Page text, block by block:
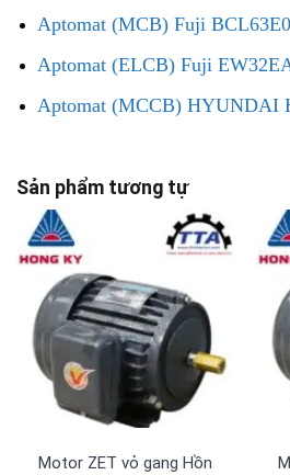
Aptomat (MCB) Fuji
Aptomat (ELCB) Fuji
Aptomat (MCCB) HYUNDAI
Sản phẩm tương tự
Motor ZET vỏ gang Hồng Ký PLC-